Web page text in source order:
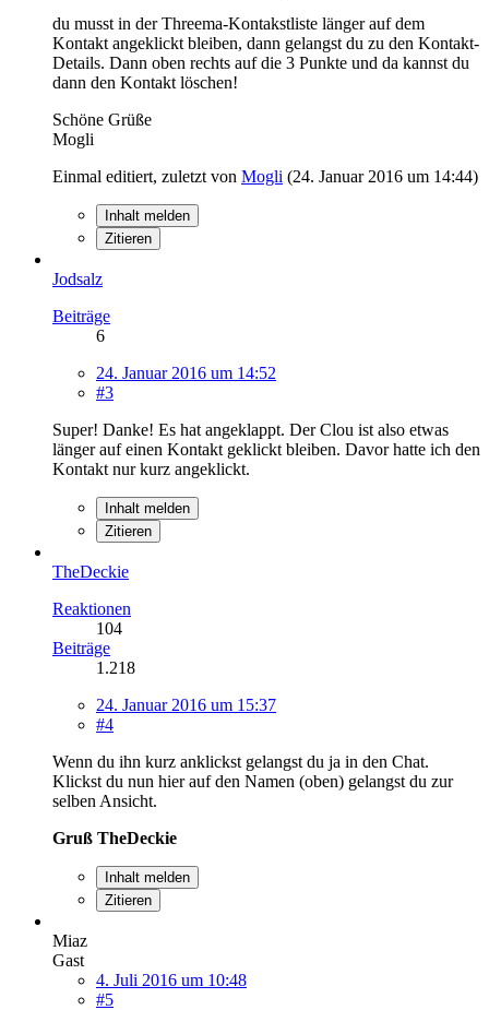
du musst in der Threema-Kontakstliste länger auf dem
Kontakt angeklickt bleiben, dann gelangst du zu den Kontakt-
Details. Dann oben rechts auf die 3 Punkte und da kannst du
dann den Kontakt löschen!
Schöne Grüße
Mogli
Einmal editiert, zuletzt von Mogli (24. Januar 2016 um 14:44)
Inhalt melden
Zitieren
Jodsalz
Beiträge
6
24. Januar 2016 um 14:52
#3
Super! Danke! Es hat angeklappt. Der Clou ist also etwas
länger auf einen Kontakt geklickt bleiben. Davor hatte ich den
Kontakt nur kurz angeklickt.
Inhalt melden
Zitieren
TheDeckie
Reaktionen
104
Beiträge
1.218
24. Januar 2016 um 15:37
#4
Wenn du ihn kurz anklickst gelangst du ja in den Chat.
Klickst du nun hier auf den Namen (oben) gelangst du zur
selben Ansicht.
Gruß TheDeckie
Inhalt melden
Zitieren
Miaz
Gast
4. Juli 2016 um 10:48
#5